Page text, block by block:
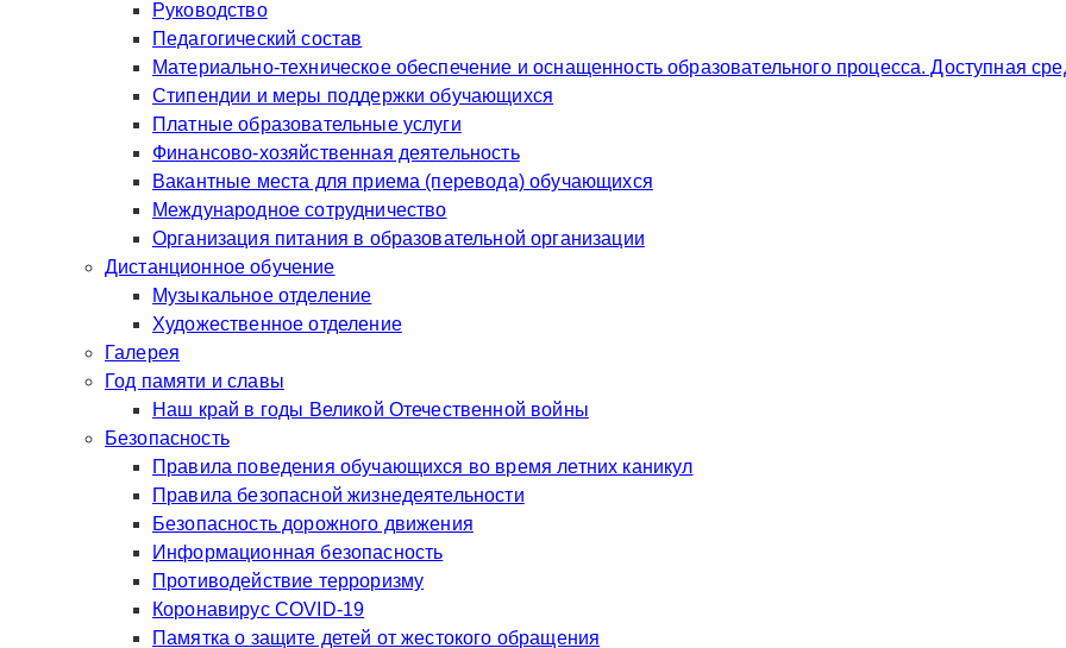
Руководство
Педагогический состав
Материально-техническое обеспечение и оснащенность образовательного процесса. Доступная
Стипендии и меры поддержки обучающихся
Платные образовательные услуги
Финансово-хозяйственная деятельность
Вакантные места для приема (перевода) обучающихся
Международное сотрудничество
Организация питания в образовательной организации
Дистанционное обучение
Музыкальное отделение
Художественное отделение
Галерея
Год памяти и славы
Наш край в годы Великой Отечественной войны
Безопасность
Правила поведения обучающихся во время летних каникул
Правила безопасной жизнедеятельности
Безопасность дорожного движения
Информационная безопасность
Противодействие терроризму
Коронавирус COVID-19
Памятка о защите детей от жестокого обращения